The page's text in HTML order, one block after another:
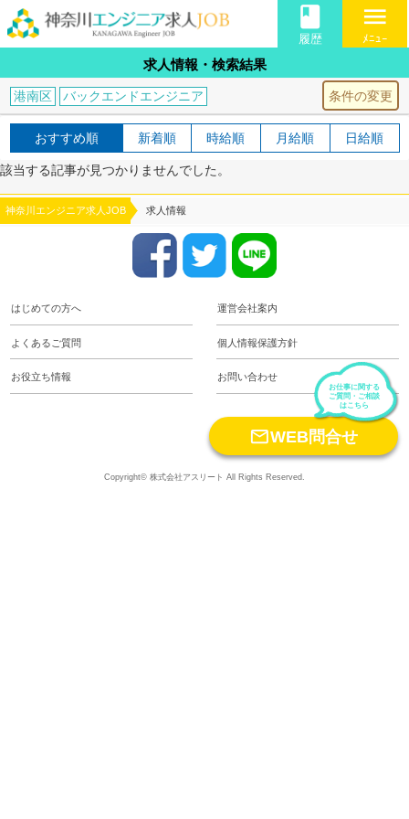
book
履歴
menu
ﾒﾆｭｰ
求人情報・検索結果
条件の変更
港南区 バックエンドエンジニア
おすすめ順 新着順 時給順 月給順 日給順
該当する記事が見つかりませんでした。
神奈川エンジニア求人JOB 求人情報
はじめての方へ 運営会社案内
よくあるご質問 個人情報保護方針
お役立ち情報 お問い合わせ
お仕事に関する
ご質問・ご相談
はこちら
WEB問合せ
Copyright© 株式会社アスリート All Rights Reserved.